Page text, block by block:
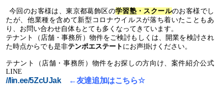
今回のお客様は、東京都葛飾区の学習塾・スクールのお客様でし
たが、他業種を含めて新型コロナウイルスが落ち着いたこともあ
り、お問い合わせ自体もとても多くなってきています。
テナント（店舗・事務所）物件をご検討もしくは、開業を検討され
た時点からでも是非テンポエステート にお声掛けください。
テナント（店舗・事務所）物件をお探しの方向け、案件紹介公式
LINE
//lin.ee/5ZcUJak ←友達追加はこちら☆